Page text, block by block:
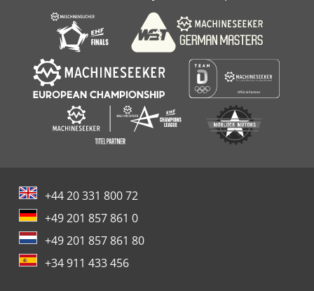
Trioliet Triomix 1000
+44 20 331 800 72
+49 201 857 861 0
+49 201 857 861 80
+34 911 433 456